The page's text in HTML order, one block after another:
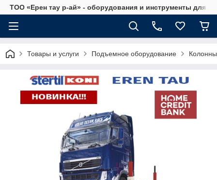
ТОО «Ерен тау р-ай» - оборудования и инструменты для
Товары и услуги Подъемное оборудование